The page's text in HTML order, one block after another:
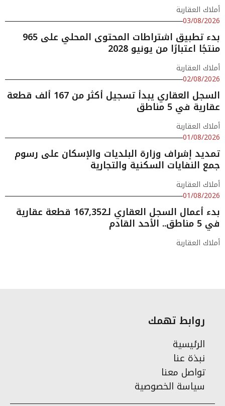
أملاك العقارية
03/08/2026
بدء تطبيق اشتراطات المحتوى المحلي على 965
منتجًا اعتبارًا من يونيو 2028
أملاك العقارية
02/08/2026
السجل العقاري يبدأ تسجيل أكثر من 167 ألف قطعة
عقارية في 5 مناطق
أملاك العقارية
01/08/2026
تمديد إشراف وزارة البلديات والإسكان على رسوم
جمع النفايات السكنية والتجارية
أملاك العقارية
01/08/2026
بدء أعمال السجل العقاري لـ167,352 قطعة عقارية
في 5 مناطق.. الأحد القادم
أملاك العقارية
روابط تهمك
الرئيسية
نبذة عنا
تواصل معنا
سياسة الخصوصية